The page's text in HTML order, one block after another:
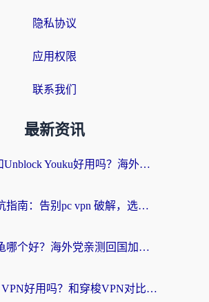
隐私协议
应用权限
联系我们
最新资讯
ChickCN和Unblock Youku好用吗？海外党亲测3款回国加速器，附iOS免费选择指南
海外党避坑指南：告别pc vpn 破解，选对回国加速器轻松访问国内资源
穿梭和海龟哪个好？海外党亲测回国加速器，附电脑免费VPN推荐
Quickback VPN好用吗？和穿梭VPN对比哪个回国效果更好？海外党必看的真实测评与选择指南